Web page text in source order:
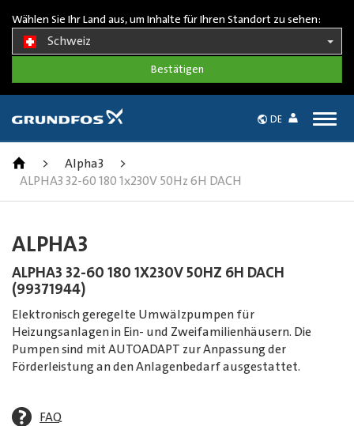
Wählen Sie Ihr Land aus, um Inhalte für Ihren Standort zu sehen:
Schweiz
DE
> Alpha3
>
ALPHA3 32-60 180 1x230V 50Hz 6H DACH
ALPHA3
ALPHA3 32-60 180 1X230V 50HZ 6H DACH
(99371944)
Elektronisch geregelte Umwälzpumpen für
Heizungsanlagen in Ein- und Zweifamilienhäusern. Die
Pumpen sind mit AUTOADAPT zur Anpassung der
Förderleistung an den Anlagenbedarf ausgestattet.
FAQ